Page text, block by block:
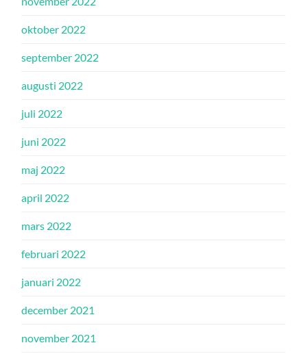
oktober 2022
september 2022
augusti 2022
juli 2022
juni 2022
maj 2022
april 2022
mars 2022
februari 2022
januari 2022
december 2021
november 2021